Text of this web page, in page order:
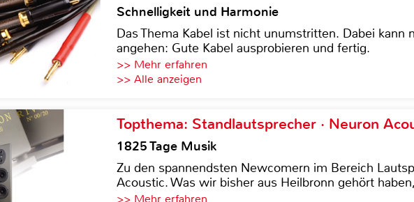
Schnelligkeit und Harmonie
Das Thema Kabel ist nicht unumstritten. Dabei kann
angehen: Gute Kabel ausprobieren und fertig.
>> Mehr erfahren
>> Alle anzeigen
Topthema: Standlautsprecher · Neuron
1825 Tage Musik
Zu den spannendsten Newcomern im Bereich
Acoustic. Was wir bisher aus Heilbronn gehört
>> Mehr erfahren